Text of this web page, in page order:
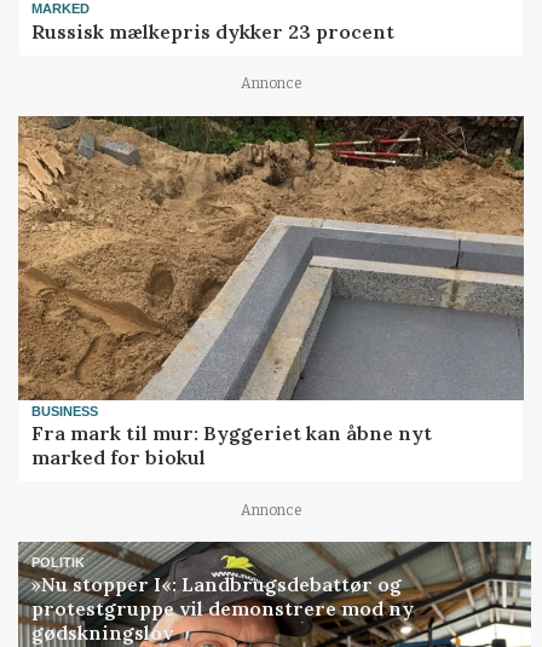
MARKED
Russisk mælkepris dykker 23 procent
Annonce
BUSINESS
Fra mark til mur: Byggeriet kan åbne nyt
marked for biokul
Annonce
POLITIK
»Nu stopper I«: Landbrugsdebattør og
protestgruppe vil demonstrere mod ny
gødskningslov